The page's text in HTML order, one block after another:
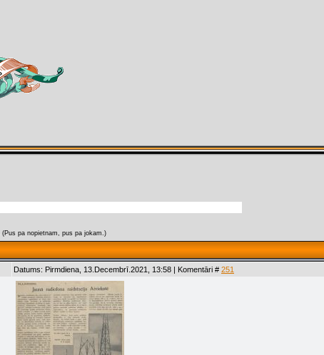
(Pus pa nopietnam, pus pa jokam.)
Datums: Pirmdiena, 13.Decembrī.2021, 13:58 | Komentāri # 251